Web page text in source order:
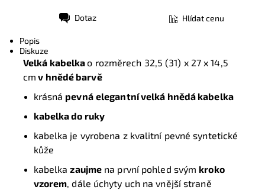
Dotaz Hlídat cenu
Popis
Diskuze
Velká kabelkao rozměrech 32,5 (31) x 27 x 14,5
cm v hnědé barvě
krásná pevná elegantní velká hnědá kabelka
kabelka do ruky
kabelka je vyrobena z kvalitní pevné syntetické
kůže
kabelkazaujme na první pohled svým kroko
vzorem, dále úchyty uch na vnější straně